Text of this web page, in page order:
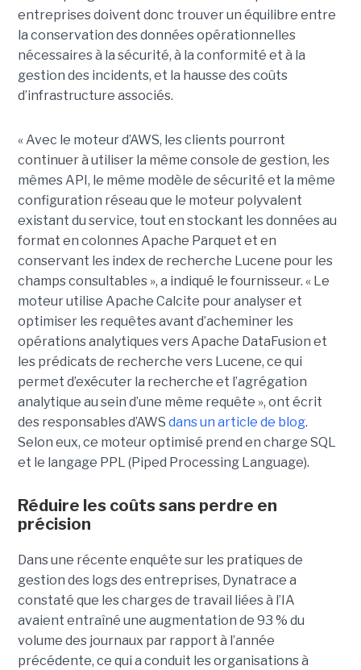
entreprises doivent donc trouver un équilibre entre
la conservation des données opérationnelles
nécessaires à la sécurité, à la conformité et à la
gestion des incidents, et la hausse des coûts
d’infrastructure associés.
« Avec le moteur d’AWS, les clients pourront
continuer à utiliser la même console de gestion, les
mêmes API, le même modèle de sécurité et la même
configuration réseau que le moteur polyvalent
existant du service, tout en stockant les données au
format en colonnes Apache Parquet et en
conservant les index de recherche Lucene pour les
champs consultables », a indiqué le fournisseur. « Le
moteur utilise Apache Calcite pour analyser et
optimiser les requêtes avant d’acheminer les
opérations analytiques vers Apache DataFusion et
les prédicats de recherche vers Lucene, ce qui
permet d’exécuter la recherche et l’agrégation
analytique au sein d’une même requête », ont écrit
des responsables d’AWS dans un article de blog.
Selon eux, ce moteur optimisé prend en charge SQL
et le langage PPL (Piped Processing Language).
Réduire les coûts sans perdre en
précision
Dans une récente enquête sur les pratiques de
gestion des logs des entreprises, Dynatrace a
constaté que les charges de travail liées à l’IA
avaient entraîné une augmentation de 93 % du
volume des journaux par rapport à l’année
précédente, ce qui a conduit les organisations à